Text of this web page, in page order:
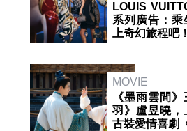
LOUIS
系列廣告：乘
上奇幻旅程吧！
MOVIE
《墨雨雲間
羽》盧昱曉，
古裝愛情喜劇